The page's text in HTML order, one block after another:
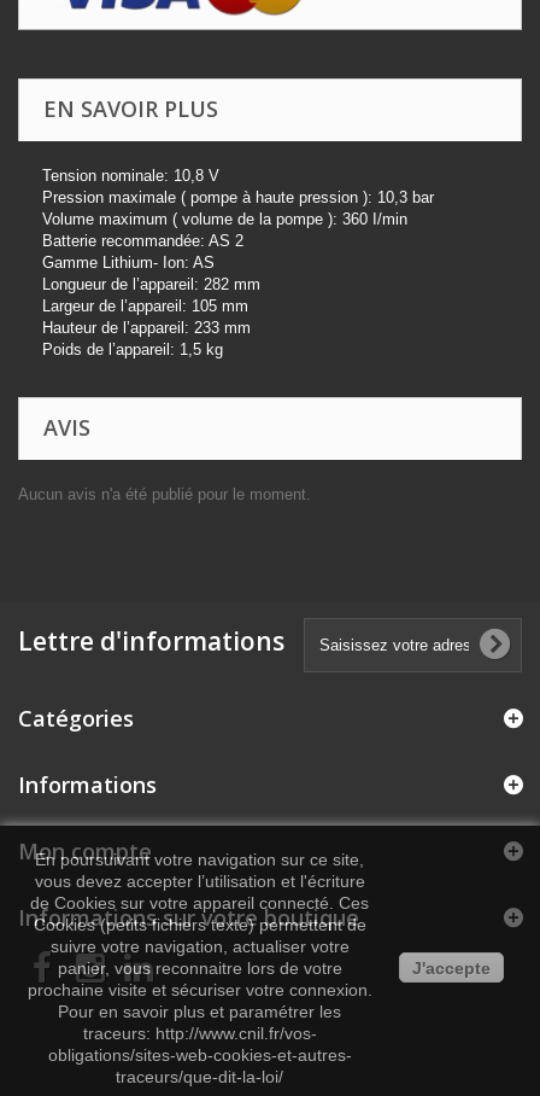
EN SAVOIR PLUS
Tension nominale: 10,8 V
Pression maximale ( pompe à haute pression ): 10,3 bar
Volume maximum ( volume de la pompe ): 360 I/min
Batterie recommandée: AS 2
Gamme Lithium- Ion: AS
Longueur de l ’appareil: 282 mm
Largeur de l ’appareil: 105 mm
Hauteur de l ’appareil: 233 mm
Poids de l ’appareil: 1,5 kg
AVIS
Aucun avis n'a été publié pour le moment.
Lettre d'informations
Catégories
Informations
Mon compte
Informations sur votre boutique
En poursuivant votre navigation sur ce site,
vous devez accepter l’utilisation et l'écriture
de Cookies sur votre appareil connecté. Ces
Cookies (petits fichiers texte) permettent de
suivre votre navigation, actualiser votre
panier, vous reconnaitre lors de votre
prochaine visite et sécuriser votre connexion.
Pour en savoir plus et paramétrer les
traceurs: http://www.cnil.fr/vos-
obligations/sites-web-cookies-et-autres-
traceurs/que-dit-la-loi/
J'accepte